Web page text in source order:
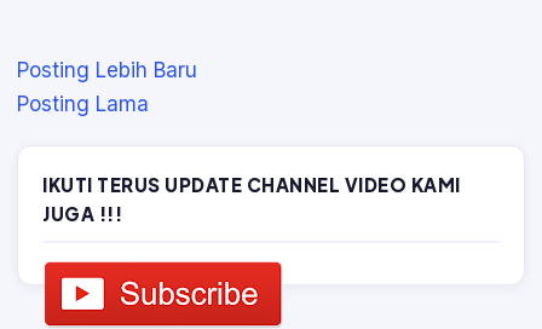
Posting Lebih Baru
Posting Lama
IKUTI TERUS UPDATE CHANNEL VIDEO KAMI
JUGA !!!